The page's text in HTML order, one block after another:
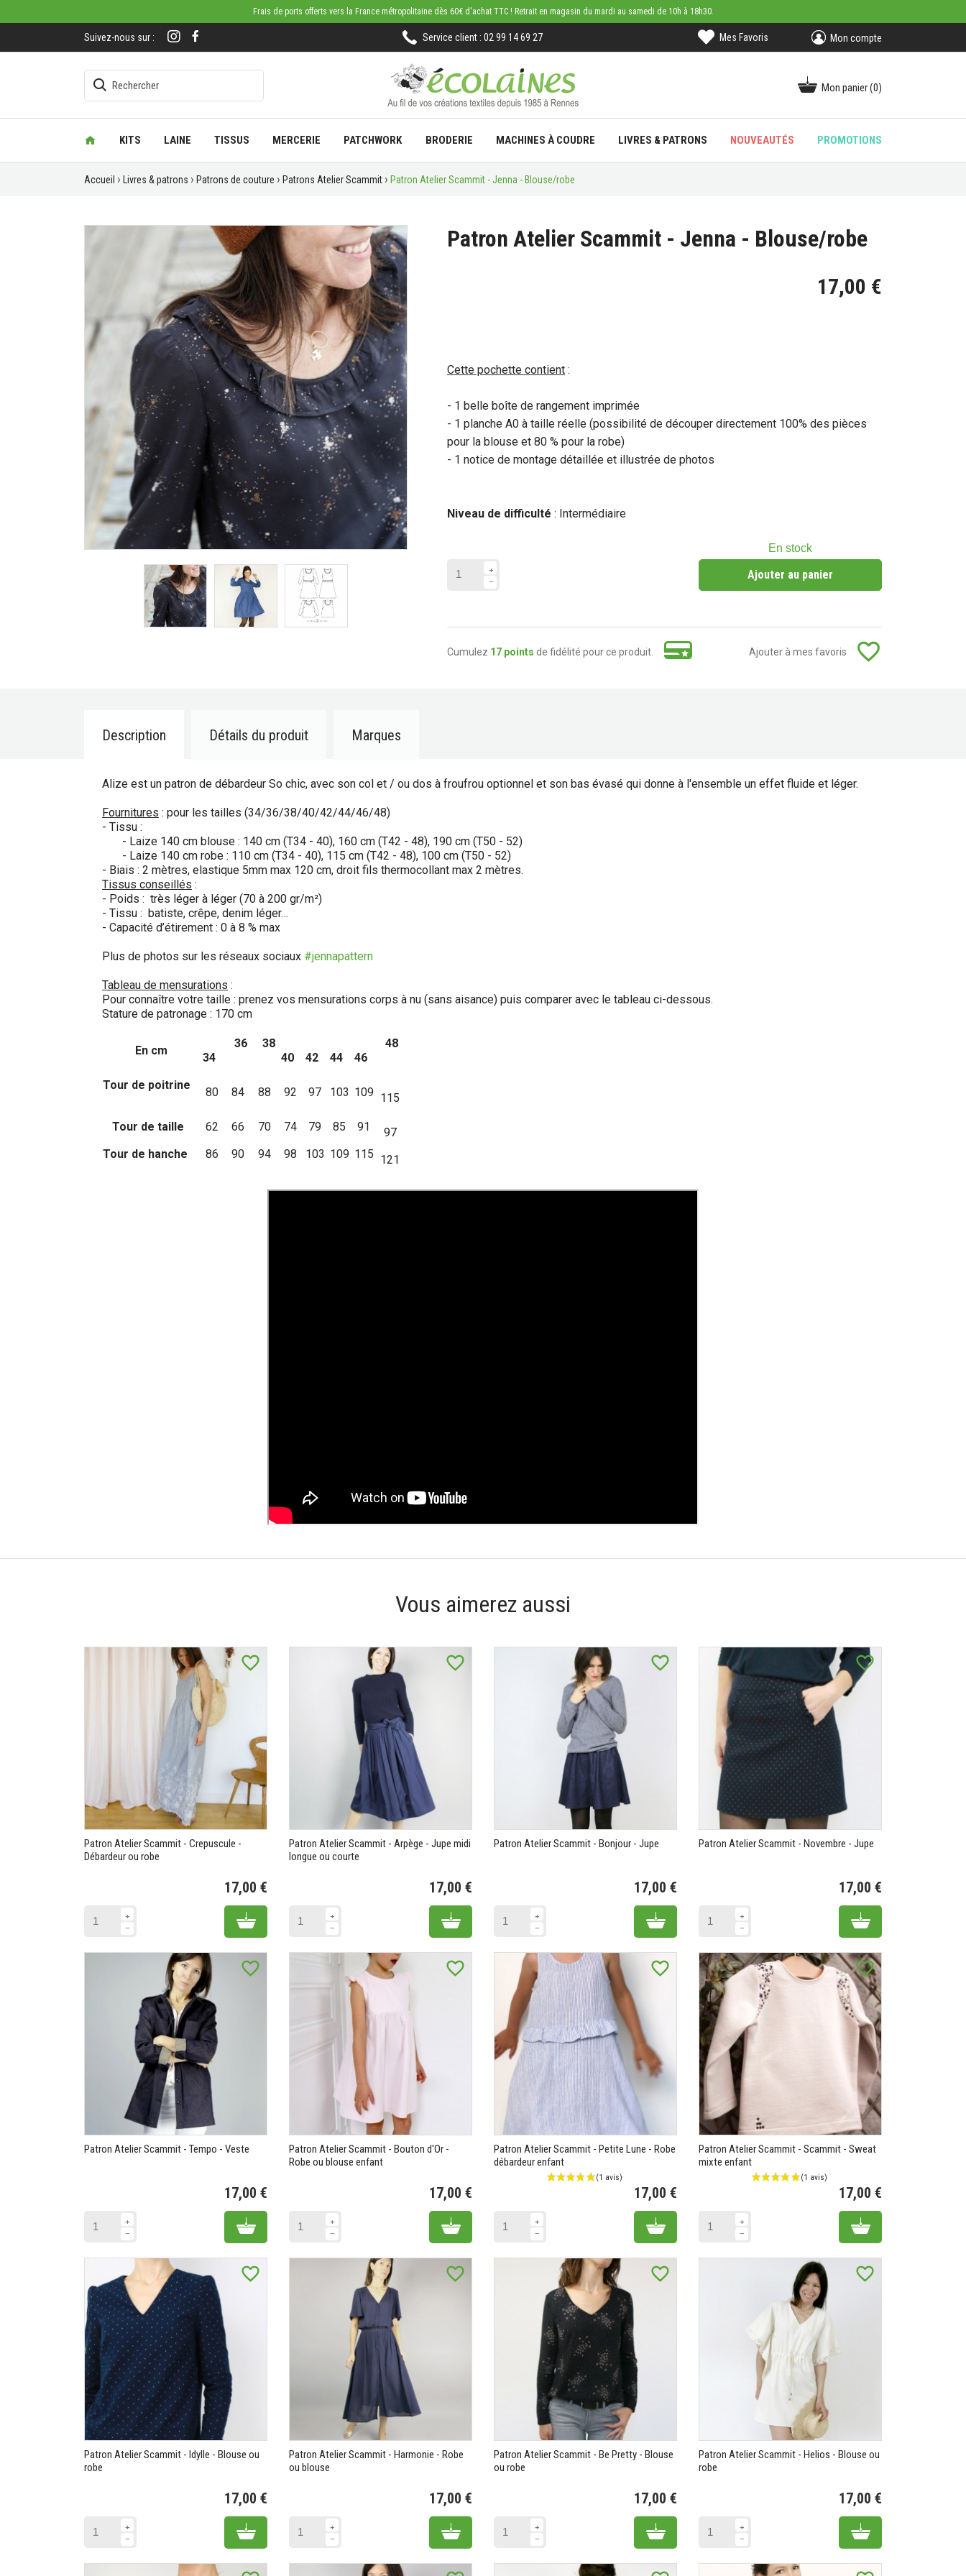
Frais de ports offerts vers la France métropolitaine dès 60€ d'achat TTC ! Retrait en magasin du mardi au samedi de 10h à 18h30.
Suivez-nous sur : Service client : 02 99 14 69 27 Mes Favoris Mon compte
Mon panier(0)
KITS LAINE TISSUS MERCERIE PATCHWORK BRODERIE MACHINES À COUDRE LIVRES & PATRONS NOUVEAUTÉS PROMOTIONS
Accueil Livres & patrons Patrons de couture Patrons Atelier Scammit Patron Atelier Scammit - Jenna - Blouse/robe
Patron Atelier Scammit - Jenna - Blouse/robe
17,00 €
Cette pochette contient :
- 1 belle boîte de rangement imprimée
- 1 planche A0 à taille réelle (possibilité de découper directement 100% des pièces
pour la blouse et 80 % pour la robe)
- 1 notice de montage détaillée et illustrée de photos
Niveau de difficulté : Intermédiaire
En stock
Ajouter au panier
Ajouter à mes favoris favorite_border
Cumulez 17 points de fidélité pour ce produit.
Description Détails du produit Marques
Alize est un patron de débardeur So chic, avec son col et / ou dos à froufrou optionnel et son bas évasé qui donne à l'ensemble un effet fluide et léger.
Fournitures : pour les tailles (34/36/38/40/42/44/46/48)
- Tissu :
- Laize 140 cm blouse : 140 cm (T34 - 40), 160 cm (T42 - 48), 190 cm (T50 - 52)
- Laize 140 cm robe : 110 cm (T34 - 40), 115 cm (T42 - 48), 100 cm (T50 - 52)
- Biais : 2 mètres, elastique 5mm max 120 cm, droit fils thermocollant max 2 mètres.
Tissus conseillés :
- Poids : très léger à léger (70 à 200 gr/m²)
- Tissu : batiste, crêpe, denim léger…
- Capacité d’étirement : 0 à 8 % max
Plus de photos sur les réseaux sociaux #jennapattern
Tableau de mensurations :
Pour connaître votre taille : prenez vos mensurations corps à nu (sans aisance) puis comparer avec le tableau ci-dessous.
Stature de patronage : 170 cm
En cm
34
36
38
40
42 44 46
48
Tour de poitrine
80 84 88 92 97 103 109 115
Tour de taille 62 66 70 74 79 85 91
97
Tour de hanche
86 90 94 98 103 109 115 121
Vous aimerez aussi
favorite_border
Patron Atelier Scammit - Crepuscule -
Débardeur ou robe
17,00 €
Add to cart
favorite_border
Patron Atelier Scammit - Arpège - Jupe midi
longue ou courte
17,00 €
Add to cart
favorite_border
Patron Atelier Scammit - Bonjour - Jupe
17,00 €
Add to cart
favorite_border
Patron Atelier Scammit - Novembre - Jupe
17,00 €
Add to cart
favorite_border
Patron Atelier Scammit - Tempo - Veste
17,00 €
Add to cart
favorite_border
Patron Atelier Scammit - Bouton d'Or -
Robe ou blouse enfant
17,00 €
Add to cart
favorite_border
Patron Atelier Scammit - Petite Lune - Robe
débardeur enfant
17,00 €
Add to cart
favorite_border
Patron Atelier Scammit - Scammit - Sweat
mixte enfant
17,00 €
Add to cart
favorite_border
Patron Atelier Scammit - Idylle - Blouse ou
robe
17,00 €
Add to cart
favorite_border
Patron Atelier Scammit - Harmonie - Robe
ou blouse
17,00 €
Add to cart
favorite_border
Patron Atelier Scammit - Be Pretty - Blouse
ou robe
17,00 €
Add to cart
favorite_border
Patron Atelier Scammit - Helios - Blouse ou
robe
17,00 €
Add to cart